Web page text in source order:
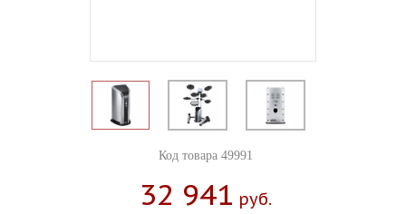
Код товара 49991
32 941 Руб.